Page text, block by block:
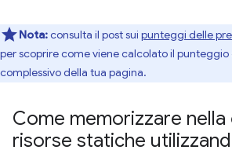
Nota:consulta il post sui punteggi delle
per scoprire come viene calcolato il punteggio
complessivo della tua pagina.
Come memorizzare nella
risorse statiche